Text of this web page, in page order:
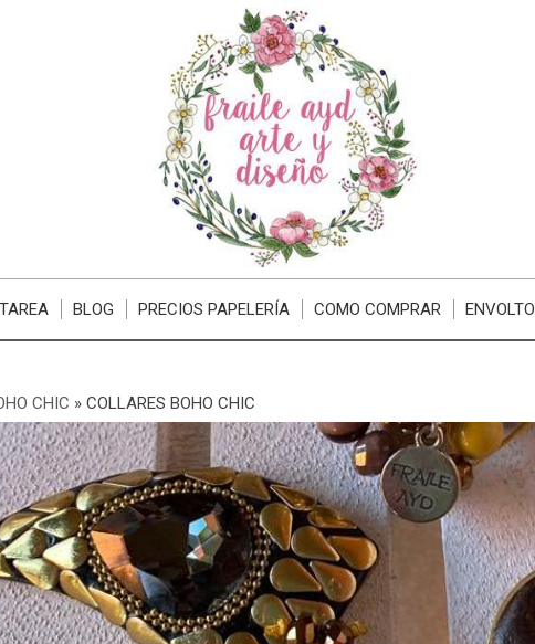
BLOG PRECIOS PAPELERÍA COMO COMPRAR
CHIC » COLLARES BOHO CHIC